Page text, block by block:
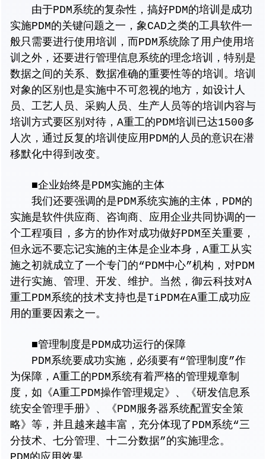
由于PDM系统的复杂性，搞好PDM的培训是成功
实施PDM的关键问题之一，象CAD之类的工具软件一
般只需要进行使用培训，而PDM系统除了用户使用培
训之外，还要进行管理信息系统的理念培训，特别是
数据之间的关系、数据准确的重要性等的培训。培训
对象的区别也是实施中不可忽视的地方，如设计人
员、工艺人员、采购人员、生产人员等的培训内容与
培训方式要区别对待，A重工的PDM培训已达1500多
人次，通过反复的培训使应用PDM的人员的意识在潜
移默化中得到改变。
■企业始终是PDM实施的主体
我们还要强调的是PDM系统实施的主体，PDM的
实施是软件供应商、咨询商、应用企业共同协调的一
个工程项目，多方的协作对成功做好PDM至关重要，
但永远不要忘记实施的主体是企业本身，A重工从实
施之初就成立了一个专门的“PDM中心”机构，对PDM
进行实施、管理、开发、维护。当然，御云科技对A
重工PDM系统的技术支持也是TiPDM在A重工成功应
用的重要因素之一。
■管理制度是PDM成功运行的保障
PDM系统要成功实施，必须要有“管理制度”作
为保障，A重工的PDM系统有着严格的管理规章制
度，如《A重工PDM操作管理规定》、《研发信息系
统安全管理手册》、《PDM服务器系统配置安全策
略》等，并且越来越丰富，充分体现了PDM系统“三
分技术、七分管理、十二分数据”的实施理念。